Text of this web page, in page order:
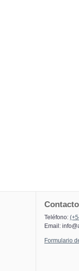
Contacto
Teléfono:
Email:
Formulario